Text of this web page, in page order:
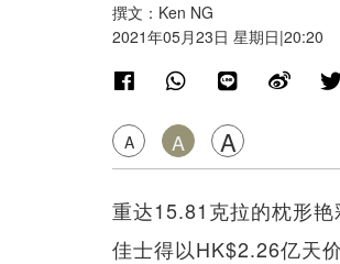
撰文：Ken NG
2021年05月23日 星期日|20:20
A A A
重达15.81克拉的枕形
佳士得以HK$2.26亿天